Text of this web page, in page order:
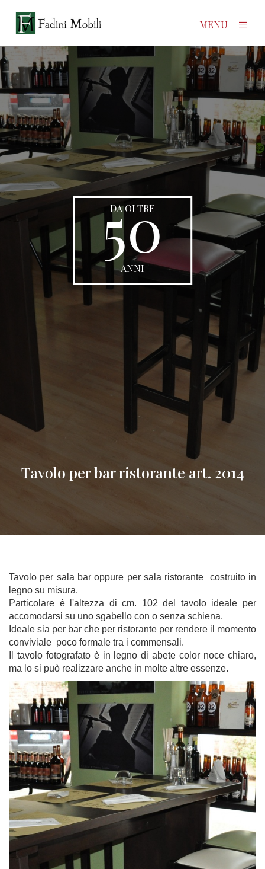
MENU
×
Home
Prodotti
Azienda
Contatti
DA OLTRE
50
ANNI
Tavolo per bar ristorante art. 2014
Tavolo per sala bar oppure per sala ristorante costruito in
legno su misura.
Particolare è l'altezza di cm. 102 del tavolo ideale per
accomodarsi su uno sgabello con o senza schiena.
Ideale sia per bar che per ristorante per rendere il momento
conviviale poco formale tra i commensali.
Il tavolo fotografato è in legno di abete color noce chiaro,
ma lo si può realizzare anche in molte altre essenze.